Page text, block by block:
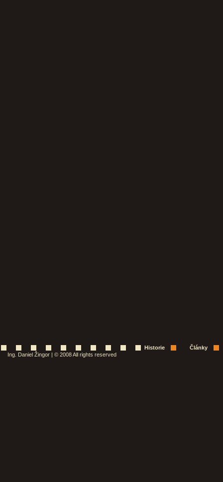
Historie
Články
Ing. Daniel Žingor | © 2008 All rights reserved